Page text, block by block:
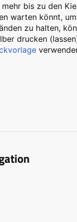
bis zu den
warten könnt,
zu halten,
drucken